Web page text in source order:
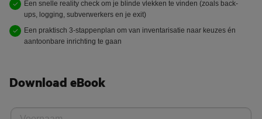
Een snelle reality check om je blinde vlekken te vinden (zoals back-
ups, logging, subverwerkers en je exit)
Een praktisch 3-stappenplan om van inventarisatie naar keuzes én
aantoonbare inrichting te gaan
Download eBook